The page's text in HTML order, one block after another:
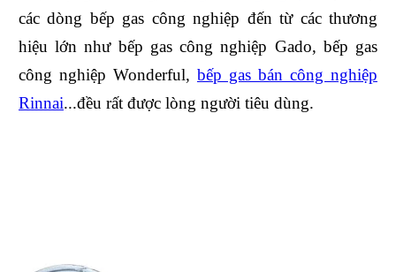
các dòng bếp gas công nghiệp đến từ các thương
hiệu lớn như bếp gas công nghiệp Gado, bếp gas
công nghiệp Wonderful, bếp gas bán công nghiệp
Rinnai...đều rất được lòng người tiêu dùng.